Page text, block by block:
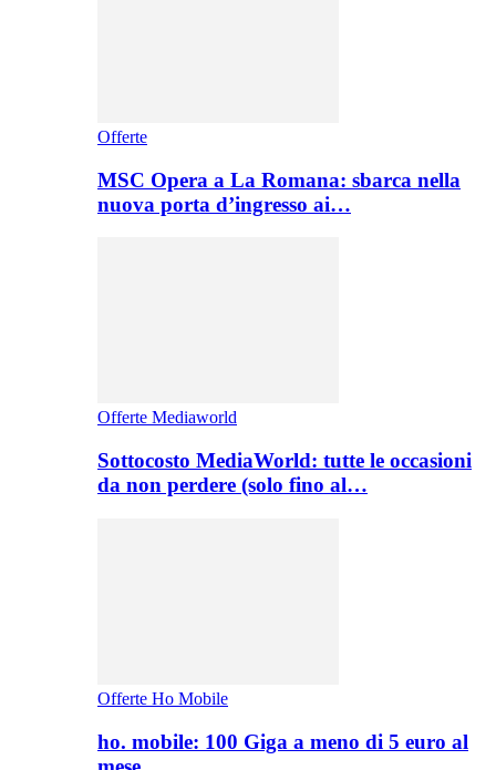
Offerte
MSC Opera a La Romana: sbarca nella
nuova porta d’ingresso ai…
Offerte Mediaworld
Sottocosto MediaWorld: tutte le occasioni
da non perdere (solo fino al…
Offerte Ho Mobile
ho. mobile: 100 Giga a meno di 5 euro al